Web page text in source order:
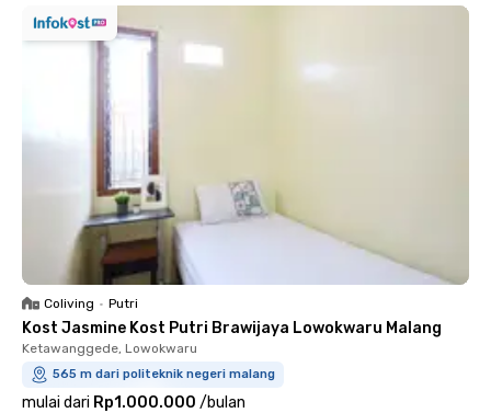
Coliving • Putri
Kost Jasmine Kost Putri Brawijaya Lowokwaru Malang
Ketawanggede, Lowokwaru
565 m dari politeknik negeri malang
mulai dari Rp1.000.000 /bulan